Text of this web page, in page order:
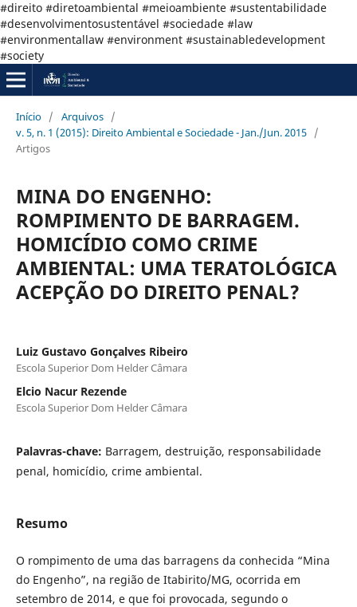
#direito #diretoambiental #meioambiente #sustentabilidade
#desenvolvimentosustentável #sociedade #law
#environmentallaw #environment #sustainabledevelopment
#society
Início / Arquivos /
v. 5, n. 1 (2015): Direito Ambiental e Sociedade - Jan./Jun. 2015 /
Artigos
MINA DO ENGENHO:
ROMPIMENTO DE BARRAGEM.
HOMICÍDIO COMO CRIME
AMBIENTAL: UMA TERATOLÓGICA
ACEPÇÃO DO DIREITO PENAL?
Luiz Gustavo Gonçalves Ribeiro
Escola Superior Dom Helder Câmara
Elcio Nacur Rezende
Escola Superior Dom Helder Câmara
Palavras-chave: Barragem, destruição, responsabilidade
penal, homicídio, crime ambiental.
Resumo
O rompimento de uma das barragens da conhecida “Mina
do Engenho”, na região de Itabirito/MG, ocorrida em
setembro de 2014, e que foi provocada, segundo o